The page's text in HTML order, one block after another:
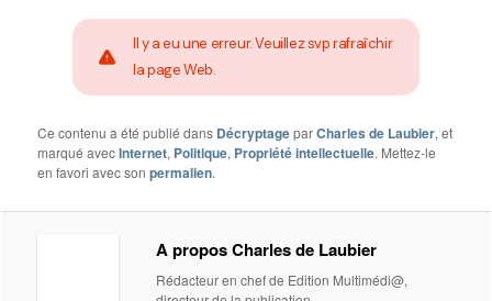
Il y a eu une erreur. Veuillez svp rafraîchir
la page Web.
Ce contenu a été publié dans DécryptageparCharles de Laubier, et
marqué avecInternet, Politique, Propriété intellectuelle. Mettez-le
en favori avec sonpermalien.
A propos Charles de Laubier
Rédacteur en chef de Edition Multimédi@,